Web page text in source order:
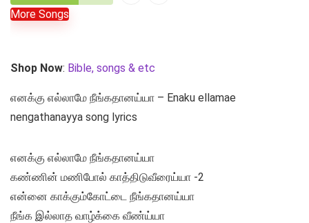
More Songs
Shop Now: Bible, songs & etc
எனக்கு எல்லாமே நீங்கதானய்யா – Enaku ellamae
nengathanayya song lyrics
எனக்கு எல்லாமே நீங்கதானய்யா
கண்ணின் மணிபோல் காத்திடுவீரைய்யா -2
என்னை காக்கும்கோட்டை நீங்கதானய்யா
நீங்க இல்லாத வாழ்க்கை வீண்ய்யா